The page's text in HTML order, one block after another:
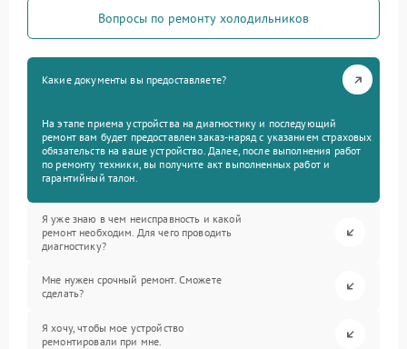
Вопросы по ремонту холодильников
Какие документы вы предоставляете?
На этапе приема устройства на диагностику и последующий
ремонт вам будет предоставлен заказ-наряд с указанием страховых
обязательств на ваше устройство. Далее, после выполнения работ
по ремонту техники, вы получите акт выполненных работ и
гарантийный талон.
Я уже знаю в чем неисправность и какой
ремонт необходим. Для чего проводить
диагностику?
Мне нужен срочный ремонт. Сможете
сделать?
Я хочу, чтобы мое устройство
ремонтировали при мне.